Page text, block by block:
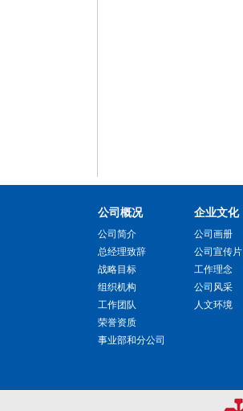
公司概况
公司简介
总经理致辞
战略目标
组织机构
工作团队
荣誉资质
事业部和分公司
企业文化
公司画册
公司宣传片
工作理念
公司风采
人文环境